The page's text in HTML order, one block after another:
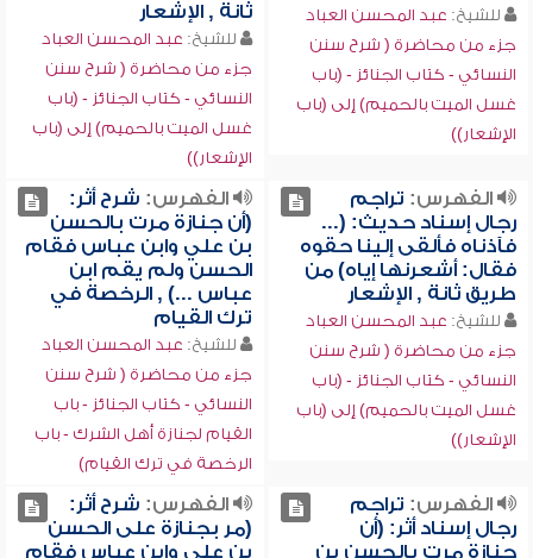
للشيخ: عبد المحسن العباد
جزء من محاضرة ( شرح سنن
النسائي - كتاب الجنائز - (باب
غسل الميت بالحميم) إلى (باب
الإشعار))
ثانة , الإشعار
للشيخ: عبد المحسن العباد
جزء من محاضرة ( شرح سنن
النسائي - كتاب الجنائز - (باب
غسل الميت بالحميم) إلى (باب
الإشعار))
الفهرس: تراجم
رجال إسناد حديث: (...
فآذناه فألقى إلينا حقوه
فقال: أشعرنها إياه) من
طريق ثانة , الإشعار
للشيخ: عبد المحسن العباد
جزء من محاضرة ( شرح سنن
النسائي - كتاب الجنائز - (باب
غسل الميت بالحميم) إلى (باب
الإشعار))
الفهرس: شرح أثر:
(أن جنازة مرت بالحسن
بن علي وابن عباس فقام
الحسن ولم يقم ابن
عباس ...) , الرخصة في
ترك القيام
للشيخ: عبد المحسن العباد
جزء من محاضرة ( شرح سنن
النسائي - كتاب الجنائز - باب
القيام لجنازة أهل الشرك - باب
الرخصة في ترك القيام)
الفهرس: تراجم
رجال إسناد أثر: (أن
جنازة مرت بالحسن بن
الفهرس: شرح أثر:
(مر بجنازة على الحسن
بن علي وابن عباس فقام